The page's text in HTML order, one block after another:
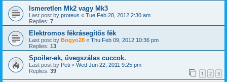
Ismeretlen Mk2 vagy Mk3
Last post by proteus « Tue Feb 28, 2012 2:30 am
Replies: 7
Elektromos fékrásegítős fék
Last post by Bogyo28 « Thu Feb 09, 2012 10:36 pm
Replies: 13
Spoiler-ek, üvegszálas cuccok.
Last post by Peti « Wed Jun 22, 2011 9:25 pm
Replies: 39 1 2 3